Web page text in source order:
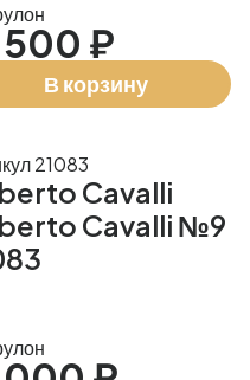
500 ₽
В корзину
Cavalli
Cavalli №9
21083